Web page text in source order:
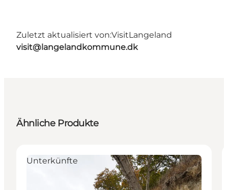
Zuletzt aktualisiert von:VisitLangeland
visit@langelandkommune.dk
Ähnliche Produkte
Unterkünfte